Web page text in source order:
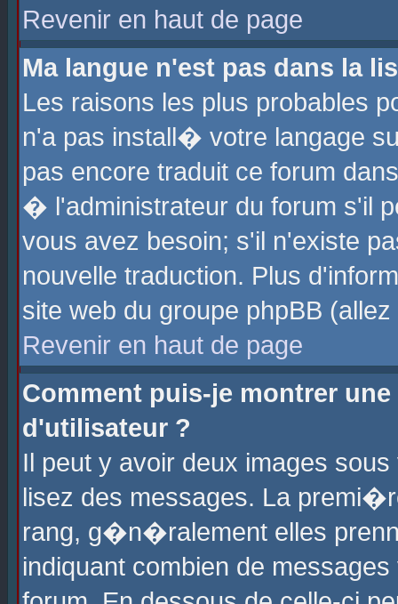
Revenir en haut de page
Ma langue n'est pas dans la
Les raisons les plus probables
n'a pas install� votre langage
pas encore traduit ce forum
� l'administrateur du forum s'il
vous avez besoin; s'il n'existe
nouvelle traduction. Plus
site web du groupe phpBB
Revenir en haut de page
Comment puis-je montrer
d'utilisateur ?
Il peut y avoir deux images
lisez des messages. La
rang, g�n�ralement elles
indiquant combien de